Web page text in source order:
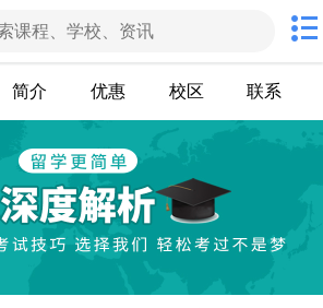
简介 优惠 校区 联系